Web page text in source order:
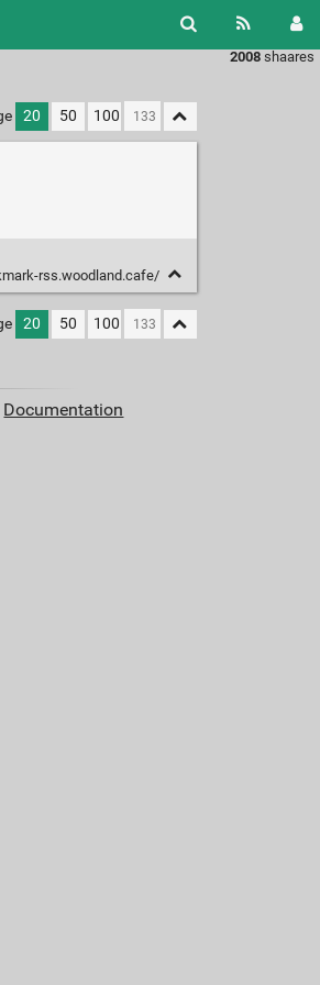
2008 shaares
20 50 100
rss.woodland.cafe/
20 50 100
Documentation